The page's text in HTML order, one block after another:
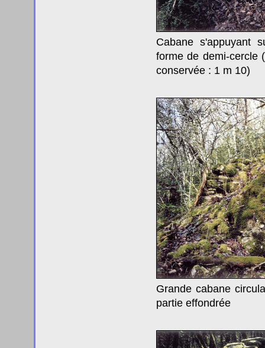
Cabane s'appuyant
forme de demi-cercle
conservée : 1 m 10)
Grande cabane
partie effondrée